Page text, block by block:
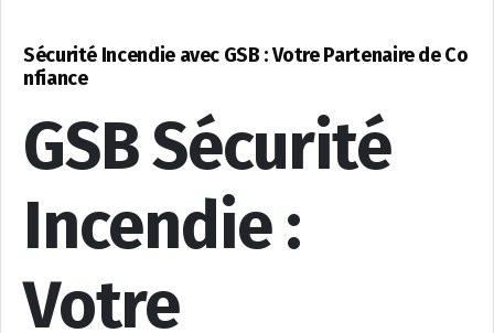
Sécurité Incendie avec GSB : Votre Partenaire de Co
nfiance
GSB Sécurité
Incendie :
Votre